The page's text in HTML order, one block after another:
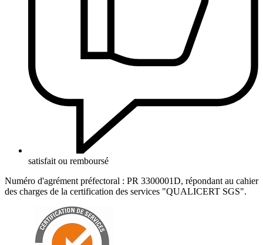
satisfait ou remboursé
Numéro d'agrément préfectoral : PR 3300001D, répondant au cahier
des charges de la certification des services "QUALICERT SGS".